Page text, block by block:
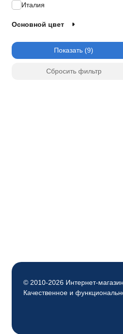
Италия
Основной цвет
Показать
Сбросить фильтр
© 2010-2026 Интернет-
Качественное и